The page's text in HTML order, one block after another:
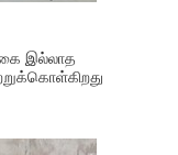
இல்லாத